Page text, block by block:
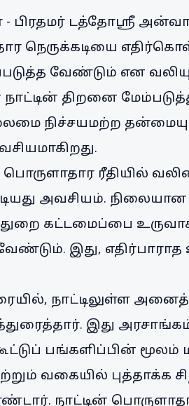
- பிரதமர் டத்தோஸ்ரீ
நெருக்கடியை
வேண்டும் என
திறனை
நிச்சயமற்ற
பொருளாதார ரீதியில்
அவசியம்.
கட்டமைப்பை
இது,
நாட்டிலுள்ள
இது
பங்களிப்பின் மூலம்
வகையில்
நாட்டின்